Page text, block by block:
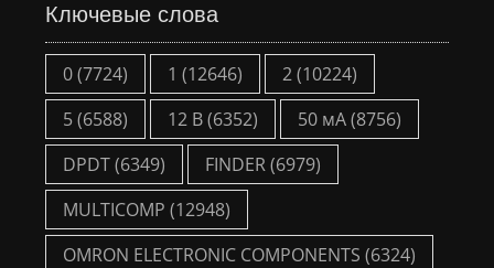
Ключевые слова
0(7724) 1 (12646) 2(10224)
5(6588) 12 В(6352) 50 мА(8756)
DPDT(6349) FINDER(6979)
MULTICOMP (12948)
OMRON ELECTRONIC COMPONENTS (6324)